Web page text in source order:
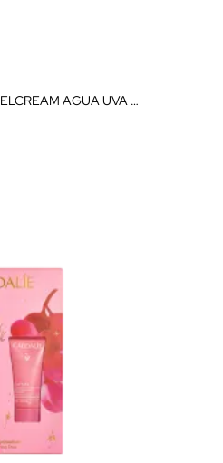
VINOSOURCE-HYDRA GELCREAM AGUA UVA 50ML